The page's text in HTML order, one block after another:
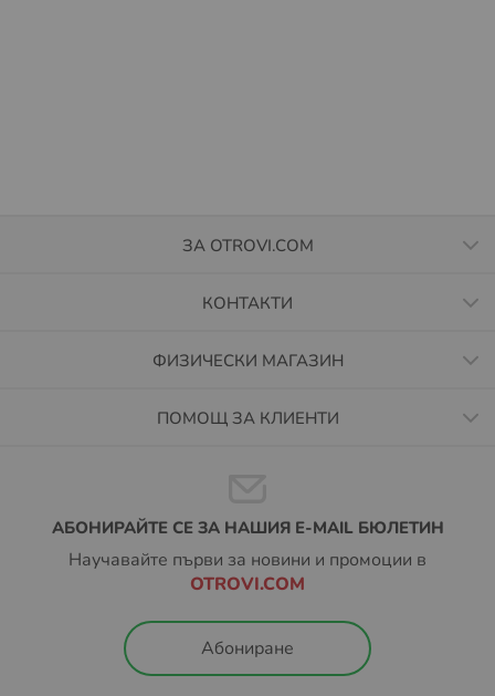
ЗА OTROVI.COM
КОНТАКТИ
ФИЗИЧЕСКИ МАГАЗИН
ПОМОЩ ЗА КЛИЕНТИ
АБОНИРАЙТЕ СЕ ЗА НАШИЯ E-MAIL БЮЛЕТИН
Научавайте първи за новини и промоции в
OTROVI.COM
Абониране